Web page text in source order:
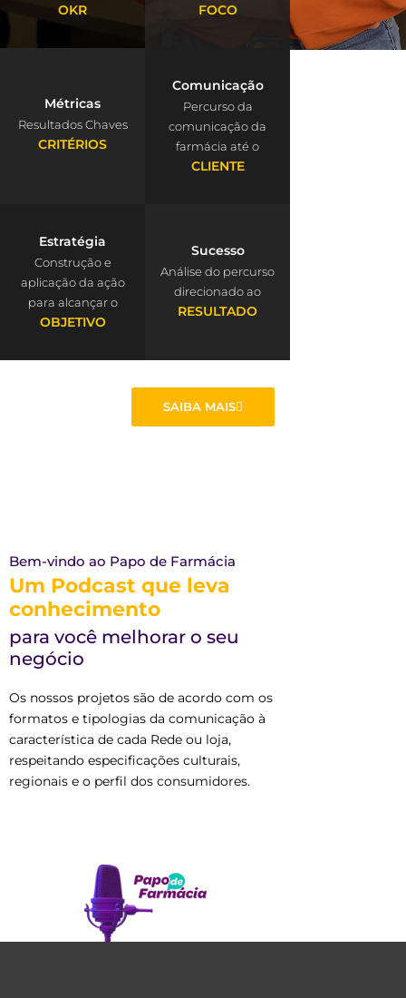
OKR FOCO
Métricas
Resultados Chaves
CRITÉRIOS
Comunicação
Percurso da
comunicação da
farmácia até o
CLIENTE
Estratégia
Construção e
aplicação da ação
para alcançar o
OBJETIVO
Sucesso
Análise do percurso
direcionado ao
RESULTADO
SAIBA MAIS
Bem-vindo ao Papo de Farmácia
Um Podcast que leva
conhecimento
para você melhorar o seu
negócio
Os nossos projetos são de acordo com os
formatos e tipologias da comunicação à
característica de cada Rede ou loja,
respeitando especificações culturais,
regionais e o perfil dos consumidores.